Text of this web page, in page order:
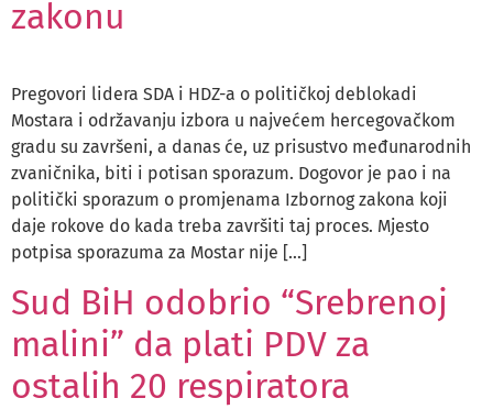
zakonu
Pregovori lidera SDA i HDZ-a o političkoj deblokadi
Mostara i održavanju izbora u najvećem hercegovačkom
gradu su završeni, a danas će, uz prisustvo međunarodnih
zvaničnika, biti i potisan sporazum. Dogovor je pao i na
politički sporazum o promjenama Izbornog zakona koji
daje rokove do kada treba završiti taj proces. Mjesto
potpisa sporazuma za Mostar nije […]
Sud BiH odobrio “Srebrenoj
malini” da plati PDV za
ostalih 20 respiratora